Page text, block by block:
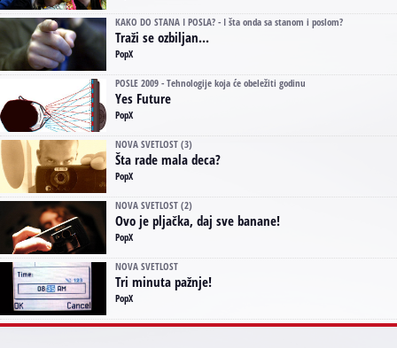
KAKO DO STANA I POSLA? - I šta onda sa stanom i poslom?
Traži se ozbiljan...
PopX
POSLE 2009 - Tehnologije koja će obeležiti godinu
Yes Future
PopX
NOVA SVETLOST (3)
Šta rade mala deca?
PopX
NOVA SVETLOST (2)
Ovo je pljačka, daj sve banane!
PopX
NOVA SVETLOST
Tri minuta pažnje!
PopX